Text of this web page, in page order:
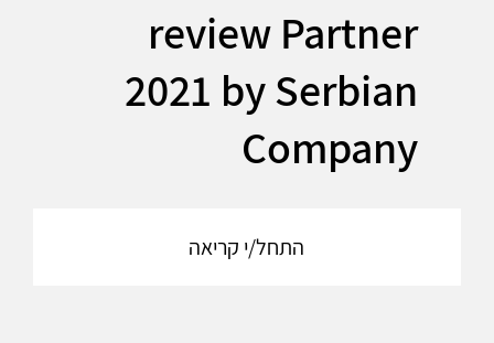
review Partner
2021 by Serbian
Company
התחל/י קריאה